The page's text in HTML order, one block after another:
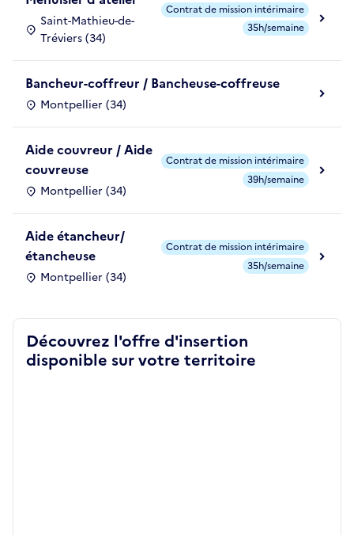
Saint-Mathieu-de-
Tréviers (34)
Contrat de mission intérimaire
35h/semaine
Bancheur-coffreur / Bancheuse-coffreuse
Montpellier (34)
Aide couvreur / Aide
couvreuse
Montpellier (34)
Contrat de mission intérimaire
39h/semaine
Aide étancheur/
étancheuse
Montpellier (34)
Contrat de mission intérimaire
35h/semaine
Découvrez l'offre d'insertion
disponible sur votre territoire